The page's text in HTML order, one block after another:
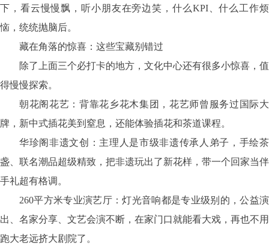
下，看云慢慢飘，听小朋友在旁边笑，什么KPI、什么工作烦
恼，统统抛脑后。
藏在角落的惊喜：这些宝藏别错过
除了上面三个必打卡的地方，文化中心还有很多小惊喜，值
得慢慢探索。
朝花阁花艺：背靠花乡花木集团，花艺师曾服务过国际大
牌，新中式插花美到窒息，还能体验插花和茶道课程。
华珍阁非遗文创：主理人是市级非遗传承人弟子，手绘茶
盏、联名潮品超级精致，把非遗玩出了新花样，带一个回家当伴
手礼超有格调。
260平方米专业演艺厅：灯光音响都是专业级别的，公益演
出、名家分享、文艺会演不断，在家门口就能看大戏，再也不用
跑大老远挤大剧院了。